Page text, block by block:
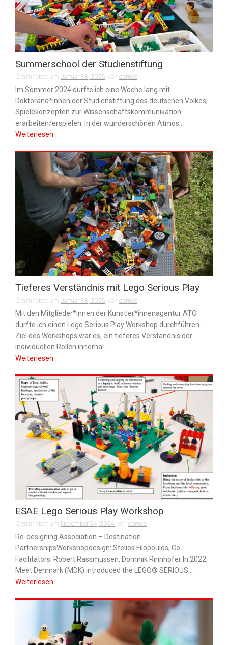
Summerschool der Studienstiftung
Geschrieben am Januar 13, 2025 von dorneo
Im Sommer 2024 durfte ich eine Woche lang mit
Doktorand*innen der Studienstiftung des deutschen Volkes,
Spielekonzepten zur Wissenschaftskommunikation
erarbeiten/erspielen. In der wunderschönen Atmos...
Weiterlesen
Tieferes Verständnis mit Lego Serious Play
Geschrieben am Januar 13, 2025 von dorneo
Mit den Mitglieder*innen der Künstler*innenagentur ATO
durfte ich einen Lego Serious Play Workshop durchführen.
Ziel des Workshops war es, ein tieferes Verständnis der
individuellen Rollen innerhal...
Weiterlesen
ESAE Lego Serious Play Workshop
Geschrieben am November 24, 2024 von dorneo
Re-designing Association – Destination
PartnershipsWorkshopdesign: Stelios Filopoulos, Co-
Facilitators: Robert Rassmussen, Dominik Rinnhofer In 2022,
Meet Denmark (MDK) introduced the LEGO® SERIOUS...
Weiterlesen